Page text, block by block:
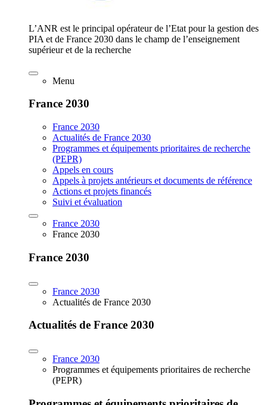
L’ANR est le principal opérateur de l’Etat pour la gestion des
PIA et de France 2030 dans le champ de l’enseignement
supérieur et de la recherche
Menu
France 2030
France 2030
Actualités de France 2030
Programmes et équipements prioritaires de recherche
(PEPR)
Appels en cours
Appels à projets antérieurs et documents de référence
Actions et projets financés
Suivi et évaluation
France 2030
France 2030
France 2030
France 2030
Actualités de France 2030
Actualités de France 2030
France 2030
Programmes et équipements prioritaires de recherche
(PEPR)